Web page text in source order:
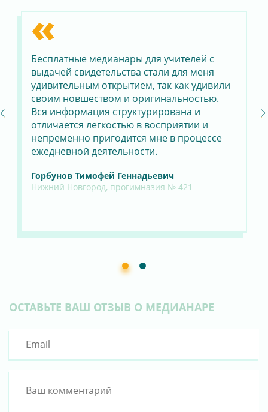
«
Бесплатные медианары для учителей с
выдачей свидетельства стали для меня
удивительным открытием, так как удивили
своим новшеством и оригинальностью.
Вся информация структурирована и
отличается легкостью в восприятии и
непременно пригодится мне в процессе
ежедневной деятельности.
Горбунов Тимофей Геннадьевич
Нижний Новгород, прогимназия № 421
ОСТАВЬТЕ ВАШ ОТЗЫВ О МЕДИАНАРЕ